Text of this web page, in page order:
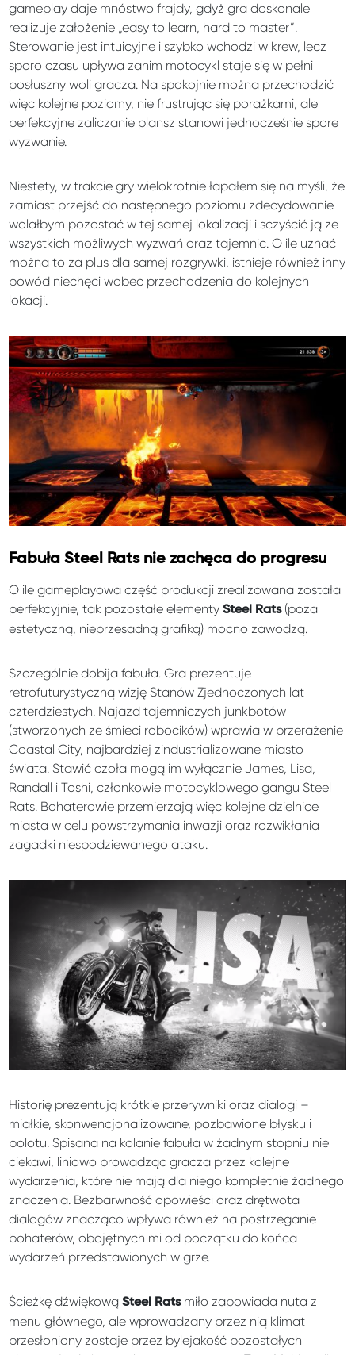
gameplay daje mnóstwo frajdy, gdyż gra doskonale
realizuje założenie „easy to learn, hard to master”.
Sterowanie jest intuicyjne i szybko wchodzi w krew, lecz
sporo czasu upływa zanim motocykl staje się w pełni
posłuszny woli gracza. Na spokojnie można przechodzić
więc kolejne poziomy, nie frustrując się porażkami, ale
perfekcyjne zaliczanie plansz stanowi jednocześnie spore
wyzwanie.
Niestety, w trakcie gry wielokrotnie łapałem się na myśli, że
zamiast przejść do następnego poziomu zdecydowanie
wolałbym pozostać w tej samej lokalizacji i sczyścić ją ze
wszystkich możliwych wyzwań oraz tajemnic. O ile uznać
można to za plus dla samej rozgrywki, istnieje również inny
powód niechęci wobec przechodzenia do kolejnych
lokacji.
Fabuła Steel Rats nie zachęca do progresu
O ile gameplayowa część produkcji zrealizowana została
perfekcyjnie, tak pozostałe elementySteel Rats(poza
estetyczną, nieprzesadną grafiką) mocno zawodzą.
Szczególnie dobija fabuła. Gra prezentuje
retrofuturystyczną wizję Stanów Zjednoczonych lat
czterdziestych. Najazd tajemniczych junkbotów
(stworzonych ze śmieci robocików) wprawia w przerażenie
Coastal City, najbardziej zindustrializowane miasto
świata. Stawić czoła mogą im wyłącznie James, Lisa,
Randall i Toshi, członkowie motocyklowego gangu Steel
Rats. Bohaterowie przemierzają więc kolejne dzielnice
miasta w celu powstrzymania inwazji oraz rozwikłania
zagadki niespodziewanego ataku.
Historię prezentują krótkie przerywniki oraz dialogi –
miałkie, skonwencjonalizowane, pozbawione błysku i
polotu. Spisana na kolanie fabuła w żadnym stopniu nie
ciekawi, liniowo prowadząc gracza przez kolejne
wydarzenia, które nie mają dla niego kompletnie żadnego
znaczenia. Bezbarwność opowieści oraz drętwota
dialogów znacząco wpływa również na postrzeganie
bohaterów, obojętnych mi od początku do końca
wydarzeń przedstawionych w grze.
Ścieżkę dźwiękowąSteel Rats miło zapowiada nuta z
menu głównego, ale wprowadzany przez nią klimat
przesłoniony zostaje przez bylejakość pozostałych